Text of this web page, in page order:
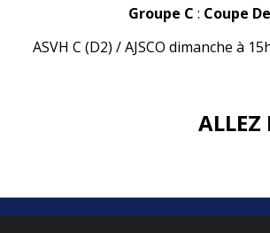
Groupe C : Coupe
ASVH C (D2) / AJSCO dimanche à
ALLEZ